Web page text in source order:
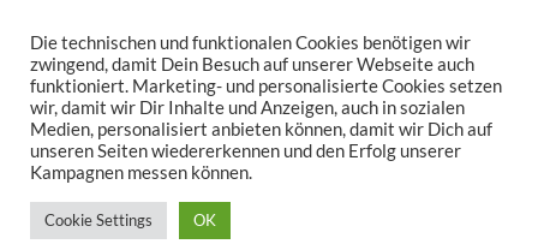
Die technischen und funktionalen Cookies benötigen wir
zwingend, damit Dein Besuch auf unserer Webseite auch
funktioniert. Marketing- und personalisierte Cookies setzen
wir, damit wir Dir Inhalte und Anzeigen, auch in sozialen
Medien, personalisiert anbieten können, damit wir Dich auf
unseren Seiten wiedererkennen und den Erfolg unserer
Kampagnen messen können.
Cookie Settings OK